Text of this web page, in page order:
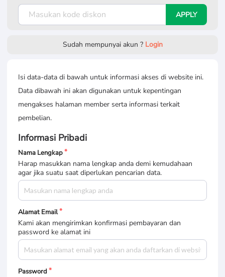
APPLY
Sudah mempunyai akun ? Login
Isi data-data di bawah untuk informasi akses di website ini.
Data dibawah ini akan digunakan untuk kepentingan
mengakses halaman member serta informasi terkait
pembelian.
Informasi Pribadi
Nama Lengkap
Harap masukkan nama lengkap anda demi kemudahaan
agar jika suatu saat diperlukan pencarian data.
Alamat Email
Kami akan mengirimkan konfirmasi pembayaran dan
password ke alamat ini
Password